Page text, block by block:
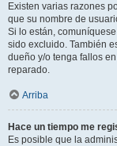
Existen varias razones
que su nombre de
Si lo están,
sido excluido. También
dueño y/o tenga fallos
reparado.
Arriba
Hace un tiempo me
Es posible que la